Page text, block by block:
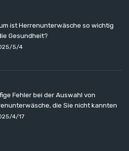
5/4
ist Herrenunterwäsche so wichtig
Gesundheit?
4/17
Fehler bei der Auswahl von
die Sie nicht kannten